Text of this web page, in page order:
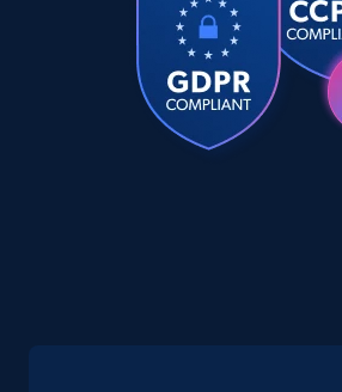
Walmart - products
URL, Final price, Sku, Currency,
Specifications, Image urls, Top